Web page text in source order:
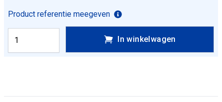
Product referentie meegeven
In winkelwagen